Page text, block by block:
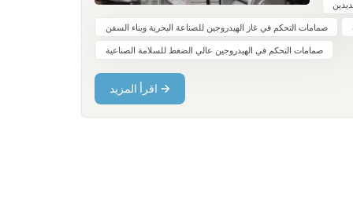
مما
ما
صمامات التحكم في غاز الهيدروجين للصناعة البحرية وبناء السفن
صمامات التحكم في الهيدروجين عالي الضغط للسلامة الصناعية
اقرأ المزيد